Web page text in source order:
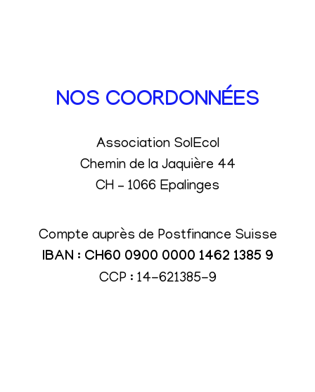
NOS COORDONNÉES
Association SolEcol
Chemin de la Jaquière 44
CH – 1066 Epalinges
Compte auprès de Postfinance Suisse
IBAN : CH60 0900 0000 1462 1385 9
CCP : 14-621385-9